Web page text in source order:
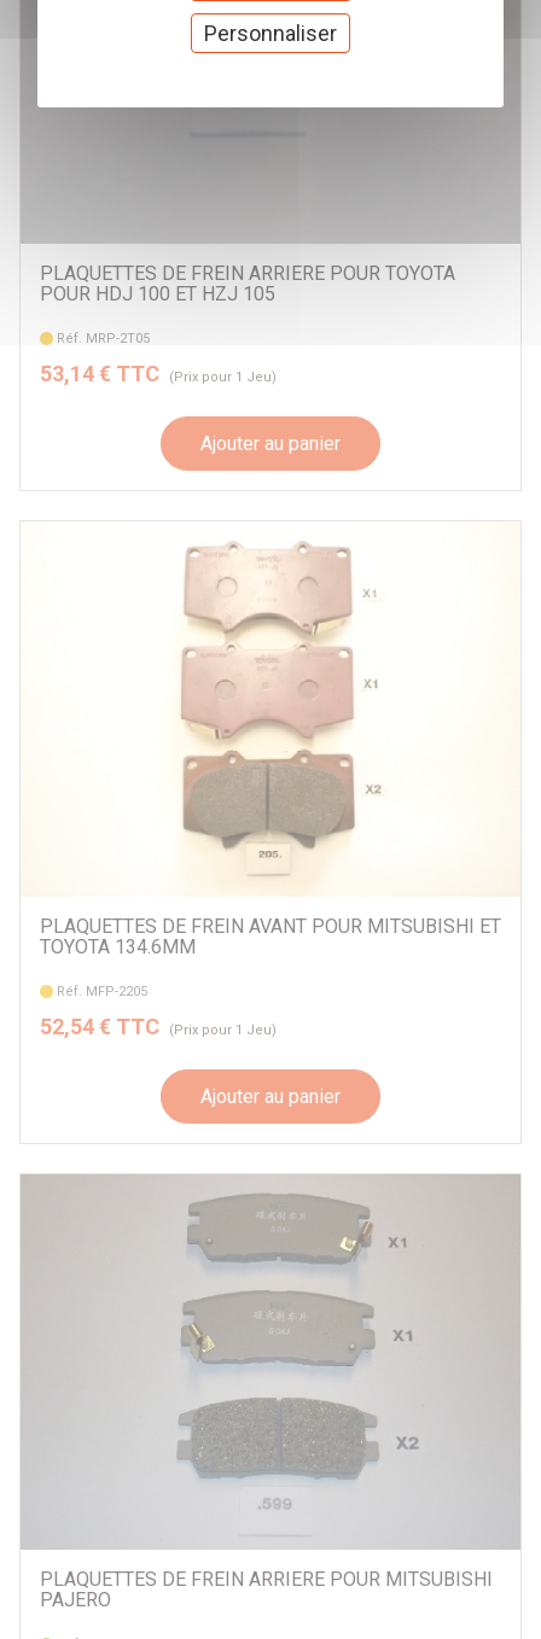
PLAQUETTES DE FREIN ARRIERE POUR TOYOTA
POUR HDJ 100 ET HZJ 105
Réf. MRP-2T05
53,14 € TTC (Prix pour 1 Jeu)
Ajouter au panier
PLAQUETTES DE FREIN AVANT POUR MITSUBISHI ET
TOYOTA 134.6MM
Réf. MFP-2205
52,54 € TTC (Prix pour 1 Jeu)
Ajouter au panier
PLAQUETTES DE FREIN ARRIERE POUR MITSUBISHI
PAJERO
Personnaliser